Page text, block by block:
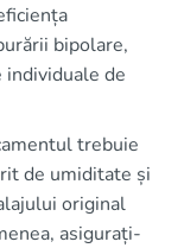
bipolare,
individuale de
trebuie
de umiditate și
original
asigurați-